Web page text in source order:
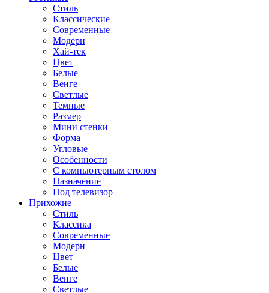
Стиль
Классические
Современные
Модерн
Хай-тек
Цвет
Белые
Венге
Светлые
Темные
Размер
Мини стенки
Форма
Угловые
Особенности
С компьютерным столом
Назначение
Под телевизор
Прихожие
Стиль
Классика
Современные
Модерн
Цвет
Белые
Венге
Светлые